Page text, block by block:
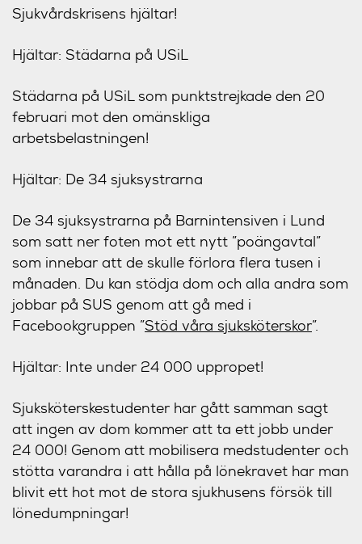
Sjukvårdskrisens hjältar!
Hjältar: Städarna på USiL
Städarna på USiL som punktstrejkade den 20
februari mot den omänskliga
arbetsbelastningen!
Hjältar: De 34 sjuksystrarna
De 34 sjuksystrarna på Barnintensiven i Lund
som satt ner foten mot ett nytt ”poängavtal”
som innebar att de skulle förlora flera tusen i
månaden. Du kan stödja dom och alla andra som
jobbar på SUS genom att gå med i
Facebookgruppen ”Stöd våra sjuksköterskor”.
Hjältar: Inte under 24 000 uppropet!
Sjuksköterskestudenter har gått samman sagt
att ingen av dom kommer att ta ett jobb under
24 000! Genom att mobilisera medstudenter och
stötta varandra i att hålla på lönekravet har man
blivit ett hot mot de stora sjukhusens försök till
lönedumpningar!